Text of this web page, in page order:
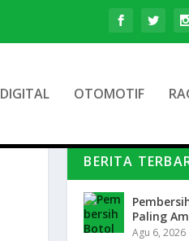
DIGITAL OTOMOTIF
BERITA
Paling
Agu 6, 2026